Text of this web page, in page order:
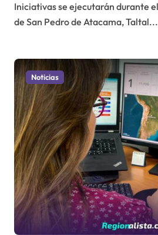
Iniciativas se ejecutarán durante el 2025 en las comunas
de San Pedro de Atacama, Taltal...
Noticias